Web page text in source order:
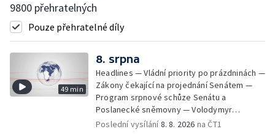
9800 přehratelných
Pouze přehratelné díly
49 min
8. srpna
Headlines — Vládní priority po prázdninách —
Zákony čekající na projednání Senátem —
Program srpnové schůze Senátu a
Poslanecké sněmovny — Volodymyr
Zelenskyj jednal poprvé v Bělehradě —
Poslední vysílání8. 8. 2026 na ČT1